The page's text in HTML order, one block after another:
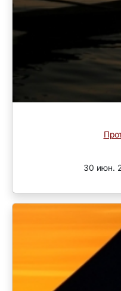
30 июн.